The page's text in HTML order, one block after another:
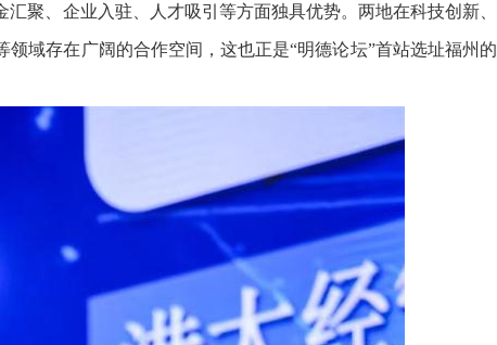
聚、企业入驻、人才吸引等方面独具优势。两地在科技创新、
域存在广阔的合作空间，这也正是“明德论坛”首站选址福州的